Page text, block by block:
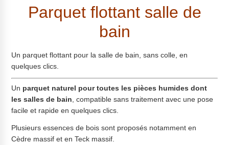
Parquet flottant salle de
bain
Un parquet flottant pour la salle de bain, sans colle, en
quelques clics.
Un parquet naturel pour toutes les pièces humides dont
les salles de bain, compatible sans traitement avec une pose
facile et rapide en quelques clics.
Plusieurs essences de bois sont proposés notamment en
Cèdre massif et en Teck massif.